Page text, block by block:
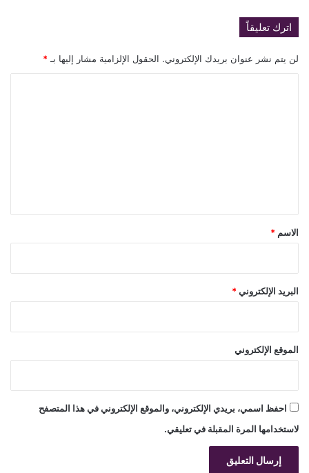
اترك تعليقاً
لن يتم نشر عنوان بريدك الإلكتروني. الحقول الإلزامية مشار إليها بـ *
*
الاسم *
البريد الإلكتروني *
الموقع الإلكتروني
احفظ اسمي، بريدي الإلكتروني، والموقع الإلكتروني في هذا المتصفح
لاستخدامها المرة المقبلة في تعليقي.